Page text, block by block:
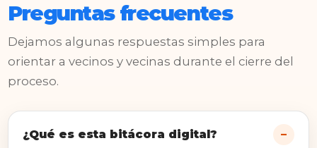
Preguntas frecuentes
Dejamos algunas respuestas simples para
orientar a vecinos y vecinas durante el cierre del
proceso.
¿Qué es esta bitácora digital?